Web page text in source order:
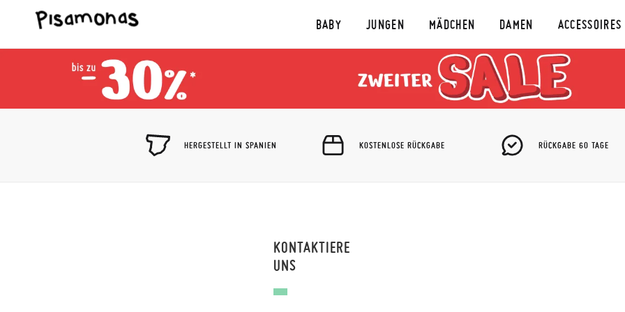
BABY JUNGEN MÄDCHEN DAMEN ACCESSOIRES
HERGESTELLT IN SPANIEN KOSTENLOSE RÜCKGABE RÜCKGABE 60 TAGE
KONTAKTIERE
UNS